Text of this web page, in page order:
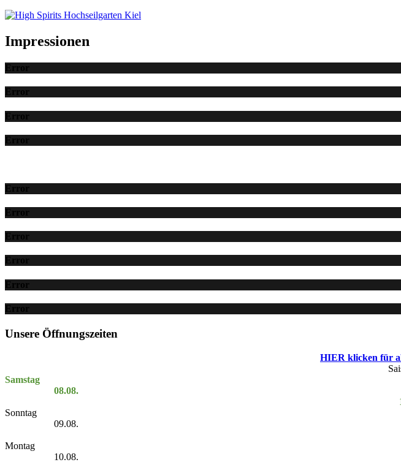
Impressionen
Error
Error
Error
Error
Error
Error
Error
Error
Error
Error
Unsere Öffnungszeiten
HIER klicken für
Samstag
08.08.
Sonntag
09.08.
Montag
10.08.